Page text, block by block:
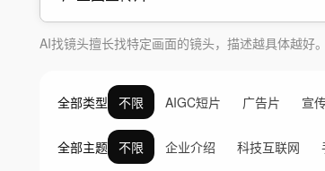
AI找镜头擅长找特定画面的镜头，描述越具体越好
全部类型 不限 AIGC短片 广告片 宣
全部主题 不限 企业介绍 科技互联网